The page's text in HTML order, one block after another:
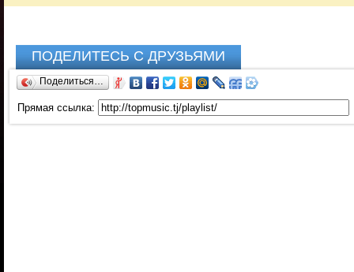
ПОДЕЛИТЕСЬ С ДРУЗЬЯМИ
Поделиться…
Прямая ссылка: